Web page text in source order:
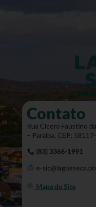
Contato
Rua Cícero Faustino
– Paraíba. CEP:
(83) 3366-1991
e-
Mapa do Site